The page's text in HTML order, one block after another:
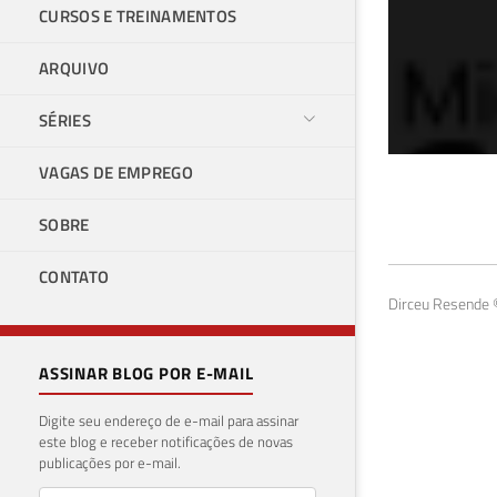
CURSOS E TREINAMENTOS
ARQUIVO
SÉRIES
VAGAS DE EMPREGO
SOBRE
CONTATO
ASSINAR BLOG POR E-MAIL
Digite seu endereço de e-mail para assinar
este blog e receber notificações de novas
publicações por e-mail.
14
Dirceu